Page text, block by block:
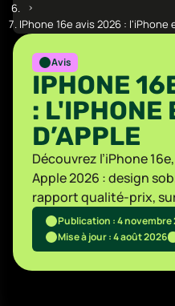
IPhone 16e avis 2026 : l'iPhone
Avis
IPHONE
: L'IPHONE
D’APPLE
Découvrez l’iPhone
Apple 2026 : design
rapport qualité-prix,
Publication : 4 novembre
Mise à jour : 4 août 2026